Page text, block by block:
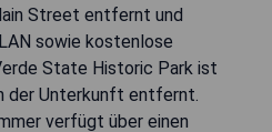
Street entfernt und
sowie kostenlose
State Historic Park ist
der Unterkunft entfernt.
verfügt über einen